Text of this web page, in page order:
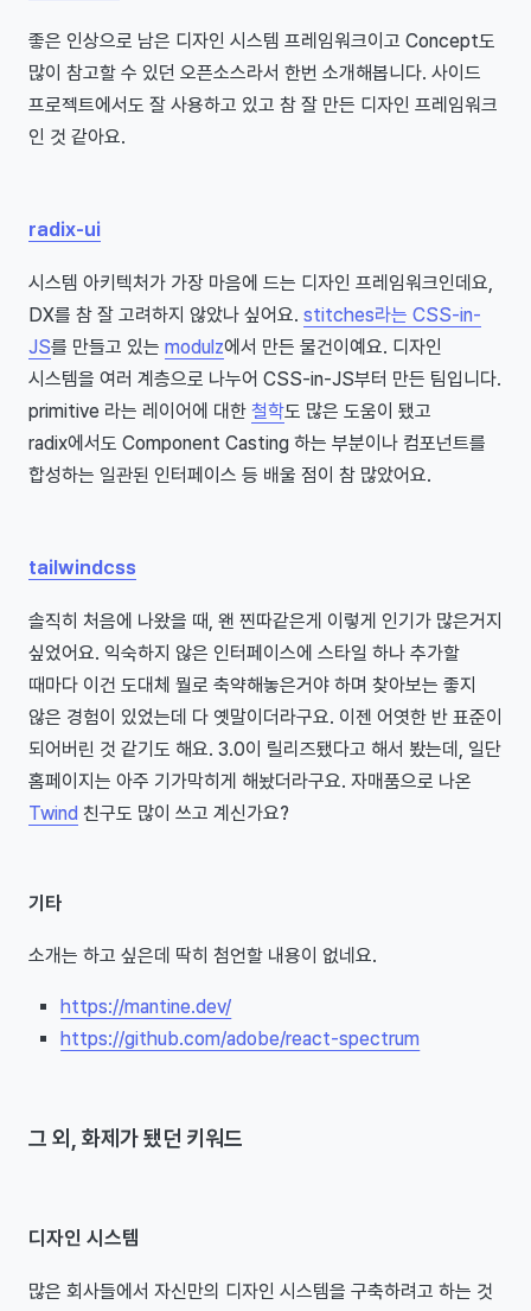
좋은 인상으로 남은 디자인 시스템 프레임워크이고 Concept도
많이 참고할 수 있던 오픈소스라서 한번 소개해봅니다. 사이드
프로젝트에서도 잘 사용하고 있고 참 잘 만든 디자인 프레임워크
인 것 같아요.
radix-ui
시스템 아키텍처가 가장 마음에 드는 디자인 프레임워크인데요,
DX를 참 잘 고려하지 않았나 싶어요. stitches라는 CSS-in-
JS를 만들고 있는 modulz에서 만든 물건이예요. 디자인
시스템을 여러 계층으로 나누어 CSS-in-JS부터 만든 팀입니다.
primitive 라는 레이어에 대한 철학도 많은 도움이 됐고
radix에서도 Component Casting 하는 부분이나 컴포넌트를
합성하는 일관된 인터페이스 등 배울 점이 참 많았어요.
tailwindcss
솔직히 처음에 나왔을 때, 왠 찐따같은게 이렇게 인기가 많은거지
싶었어요. 익숙하지 않은 인터페이스에 스타일 하나 추가할
때마다 이건 도대체 뭘로 축약해놓은거야 하며 찾아보는 좋지
않은 경험이 있었는데 다 옛말이더라구요. 이젠 어엿한 반 표준이
되어버린 것 같기도 해요. 3.0이 릴리즈됐다고 해서 봤는데, 일단
홈페이지는 아주 기가막히게 해놨더라구요. 자매품으로 나온
Twind 친구도 많이 쓰고 계신가요?
기타
소개는 하고 싶은데 딱히 첨언할 내용이 없네요.
https://mantine.dev/
https://github.com/adobe/react-spectrum
그 외, 화제가 됐던 키워드
디자인 시스템
많은 회사들에서 자신만의 디자인 시스템을 구축하려고 하는 것